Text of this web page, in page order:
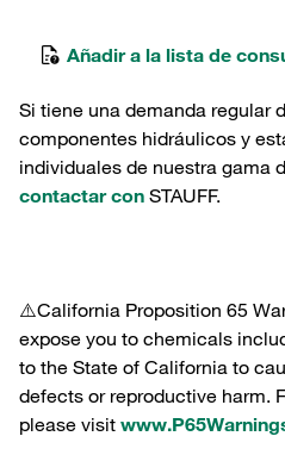
Añadir a la lista de
Si tiene una demanda regular
componentes hidráulicos y
individuales de nuestra gama
contactar con STAUFF.
⚠️California Proposition 65
expose you to chemicals
to the State of California to
defects or reproductive harm.
please visit